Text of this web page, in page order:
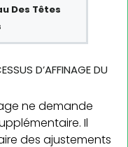
Des Têtes
D’AFFINAGE DU
ne demande
Il
des ajustements